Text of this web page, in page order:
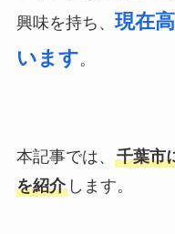
興味を持ち、現在
います。
本記事では、 千葉市
を紹介します。